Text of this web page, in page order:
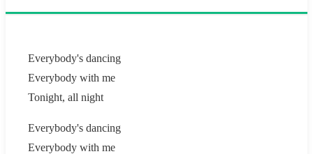
Everybody's dancing
Everybody with me
Tonight, all night
Everybody's dancing
Everybody with me